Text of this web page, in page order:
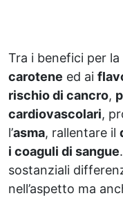
Tra i benefici per
carotene ed ai
rischio di cancro,
cardiovascolari,
l’asma, rallentare il
i coaguli di sangue
sostanziali
nell’aspetto ma